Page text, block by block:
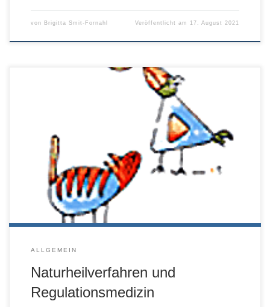
von Brigitta Smit-Fornahl Veröffentlicht am 17. August 2021
Tagung der DVG-Fachgruppeam Freitag, 19.11.21 l 10:00 –
18:20 Qualzucht-relevante Krankeitsdispositionen und
Erbkrankheiten – Diagnostik, Therapie und Prävention Alle
Infos hier im PDF-Dokument zum Download.
ALLGEMEIN
Naturheilverfahren und
Regulationsmedizin